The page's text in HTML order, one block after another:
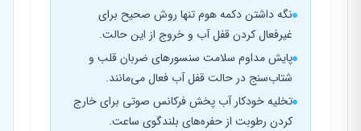
نگه داشتن دکمه هوم تنها روش صحیح برای
غیرفعال کردن قفل آب و خروج از این حالت.
پایش مداوم سلامت سنسورهای ضربان قلب و
شتاب‌سنج در حالت قفل آب فعال می‌مانند.
تخلیه خودکار آب پخش فرکانس صوتی برای خارج
کردن رطوبت از حفره‌های بلندگوی ساعت.